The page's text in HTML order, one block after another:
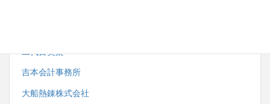
二代目笑楽
吉本会計事務所
大船熱錬株式会社